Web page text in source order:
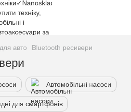
авто Bluetooth ресивери
Автомобільні насоси
для смартфонів